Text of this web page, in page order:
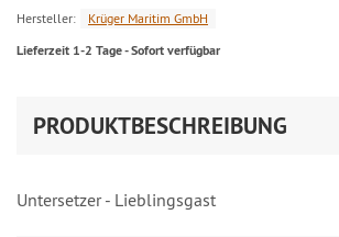
Hersteller: Krüger Maritim GmbH
Lieferzeit 1-2 Tage - Sofort verfügbar
PRODUKTBESCHREIBUNG
Untersetzer - Lieblingsgast